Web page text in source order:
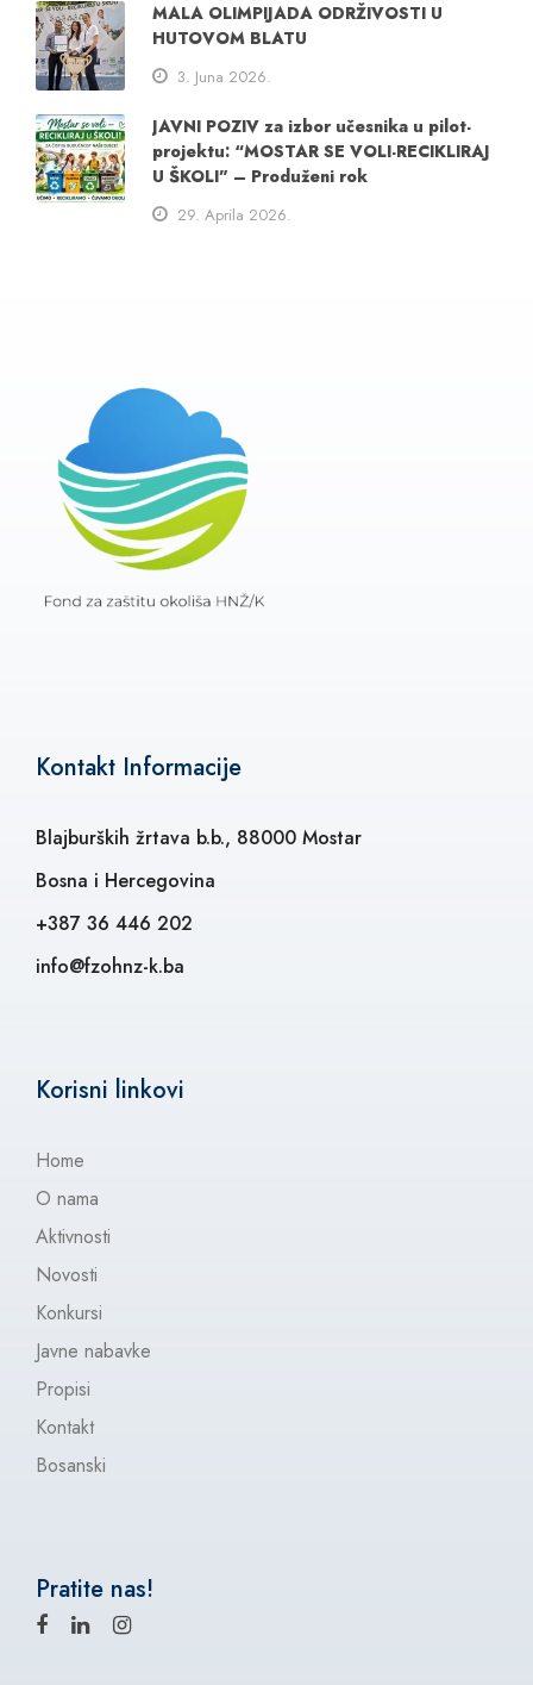
MALA OLIMPIJADA ODRŽIVOSTI U
HUTOVOM BLATU
3. Juna 2026.
JAVNI POZIV za izbor učesnika u pilot-
projektu: “MOSTAR SE VOLI-RECIKLIRAJ
U ŠKOLI” – Produženi rok
29. Aprila 2026.
Kontakt Informacije
Blajburških žrtava b.b., 88000 Mostar
Bosna i Hercegovina
+387 36 446 202
info@fzohnz-k.ba
Korisni linkovi
Home
O nama
Aktivnosti
Novosti
Konkursi
Javne nabavke
Propisi
Kontakt
Bosanski
Pratite nas!